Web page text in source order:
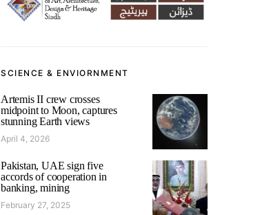
SCIENCE & ENVIORNMENT
Artemis II crew crosses
midpoint to Moon, captures
stunning Earth views
April 4, 2026
Pakistan, UAE sign five
accords of cooperation in
banking, mining
February 27, 2025